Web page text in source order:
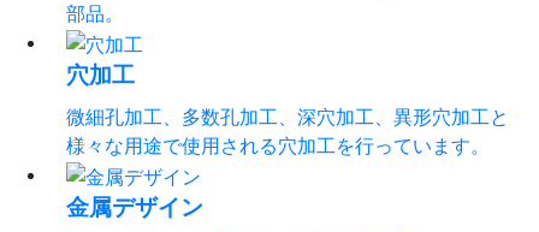
部品。
穴加工
微細孔加工、多数孔加工、深穴加工、異形穴加工と
様々な用途で使用される穴加工を行っています。
金属デザイン